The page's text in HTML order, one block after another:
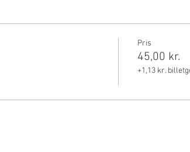
Pris
45,00 kr.
+1,13 kr.